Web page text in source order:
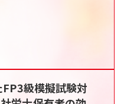
級模擬試験対